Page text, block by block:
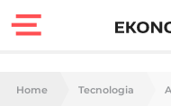
Finanças
Home Tecnologia